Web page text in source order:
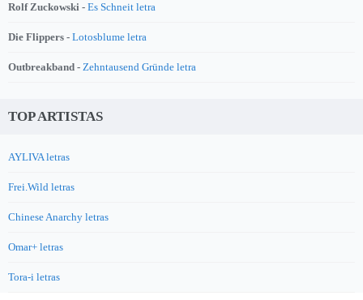
Rolf Zuckowski - Es Schneit letra
Die Flippers - Lotosblume letra
Outbreakband - Zehntausend Gründe letra
TOP ARTISTAS
AYLIVA letras
Frei.Wild letras
Chinese Anarchy letras
Omar+ letras
Tora-i letras